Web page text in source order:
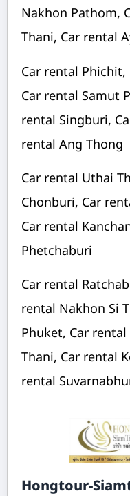
Nakhon Pathom,
Thani, Car rental
Car rental
Car rental Samut
rental Singburi,
rental Ang Thong
Car rental Uthai
Chonburi, Car
Car rental
Phetchaburi
Car rental
rental Nakhon Si
Phuket, Car
Thani, Car rental
rental
Hongtour-